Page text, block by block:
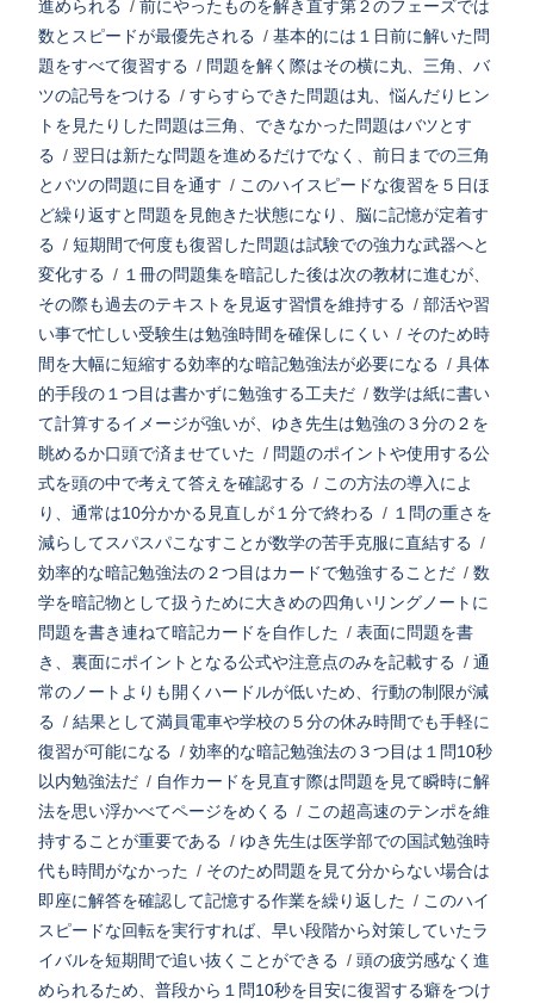
進められる / 前にやったものを解き直す第２のフェーズでは
数とスピードが最優先される / 基本的には１日前に解いた問
題をすべて復習する / 問題を解く際はその横に丸、三角、バ
ツの記号をつける / すらすらできた問題は丸、悩んだりヒン
トを見たりした問題は三角、できなかった問題はバツとす
る / 翌日は新たな問題を進めるだけでなく、前日までの三角
とバツの問題に目を通す / このハイスピードな復習を５日ほ
ど繰り返すと問題を見飽きた状態になり、脳に記憶が定着す
る / 短期間で何度も復習した問題は試験での強力な武器へと
変化する / １冊の問題集を暗記した後は次の教材に進むが、
その際も過去のテキストを見返す習慣を維持する / 部活や習
い事で忙しい受験生は勉強時間を確保しにくい / そのため時
間を大幅に短縮する効率的な暗記勉強法が必要になる / 具体
的手段の１つ目は書かずに勉強する工夫だ / 数学は紙に書い
て計算するイメージが強いが、ゆき先生は勉強の３分の２を
眺めるか口頭で済ませていた / 問題のポイントや使用する公
式を頭の中で考えて答えを確認する / この方法の導入によ
り、通常は10分かかる見直しが１分で終わる / １問の重さを
減らしてスパスパこなすことが数学の苦手克服に直結する /
効率的な暗記勉強法の２つ目はカードで勉強することだ / 数
学を暗記物として扱うために大きめの四角いリングノートに
問題を書き連ねて暗記カードを自作した / 表面に問題を書
き、裏面にポイントとなる公式や注意点のみを記載する / 通
常のノートよりも開くハードルが低いため、行動の制限が減
る / 結果として満員電車や学校の５分の休み時間でも手軽に
復習が可能になる / 効率的な暗記勉強法の３つ目は１問10秒
以内勉強法だ / 自作カードを見直す際は問題を見て瞬時に解
法を思い浮かべてページをめくる / この超高速のテンポを維
持することが重要である / ゆき先生は医学部での国試勉強時
代も時間がなかった / そのため問題を見て分からない場合は
即座に解答を確認して記憶する作業を繰り返した / このハイ
スピードな回転を実行すれば、早い段階から対策していたラ
イバルを短期間で追い抜くことができる / 頭の疲労感なく進
められるため、普段から１問10秒を目安に復習する癖をつけ